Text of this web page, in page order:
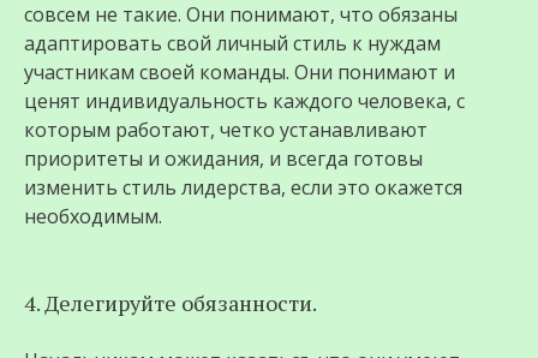
совсем не такие. Они понимают, что обязаны
адаптировать свой личный стиль к нуждам
участникам своей команды. Они понимают и
ценят индивидуальность каждого человека, с
которым работают, четко устанавливают
приоритеты и ожидания, и всегда готовы
изменить стиль лидерства, если это окажется
необходимым.
4. Делегируйте обязанности.